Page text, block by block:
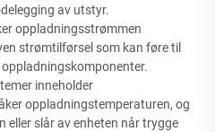
av utstyr.
oppladningsstrømmen
strømtilførsel som kan føre til
inneholder
oppladningstemperaturen, og
eller slår av enheten når trygge